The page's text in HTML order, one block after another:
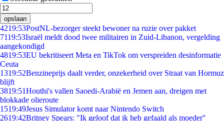
opslaan
4219:53PostNL-bezorger steekt bewoner na ruzie over pakket
7119:53Israël meldt dood twee militairen in Zuid-Libanon, vergelding
aangekondigd
4819:53EU bekritiseert Meta en TikTok om verspreiden desinformatie
Ceuta
1319:52Benzineprijs daalt verder, onzekerheid over Straat van Hormuz
blijft
3819:51Houthi's vallen Saoedi-Arabië en Jemen aan, dreigen met
blokkade olieroute
1519:49Jesus Simulator komt naar Nintendo Switch
2619:42Britney Spears: "Ik geloof dat ik heb gefaald als moeder"